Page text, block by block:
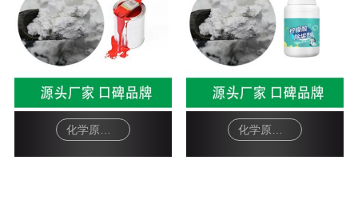
化学原料硅藻土助滤剂-油漆 化学原料硅藻土助滤剂-柠檬酸除垢剂